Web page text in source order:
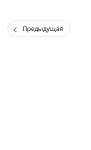
Предыдущая